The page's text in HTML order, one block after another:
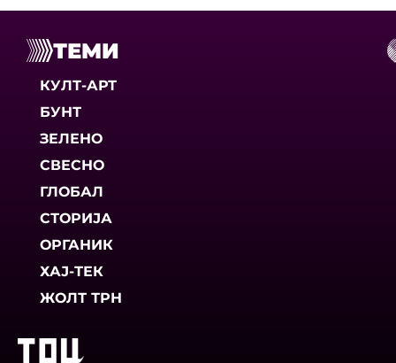
ТЕМИ
КУЛТ-АРТ
БУНТ
ЗЕЛЕНО
СВЕСНО
ГЛОБАЛ
СТОРИЈА
ОРГАНИК
ХАЈ-ТЕК
ЖОЛТ ТРН